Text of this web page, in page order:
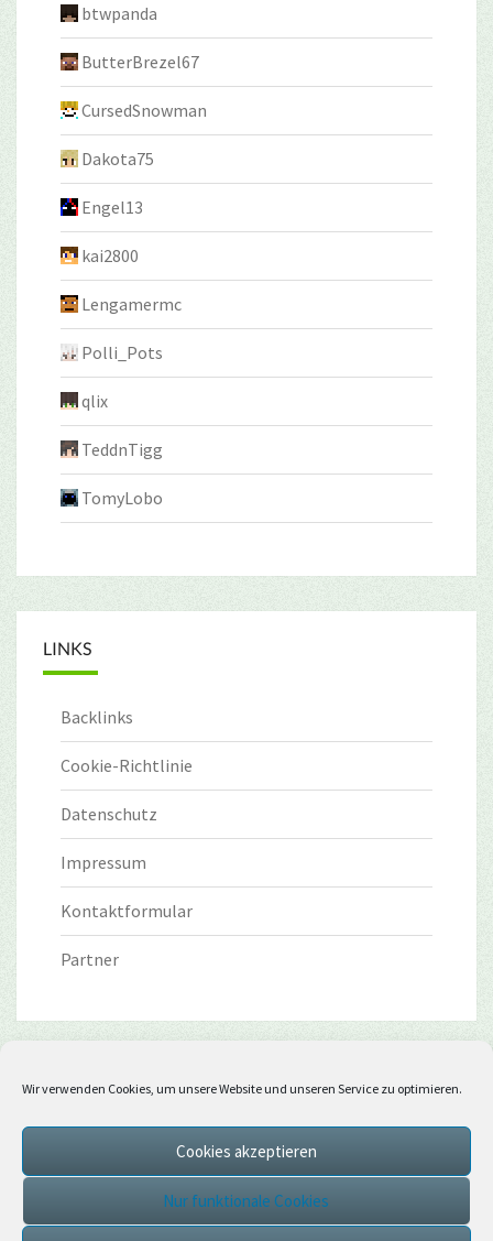
Wir verwenden Cookies, um unsere Website und unseren Service zu optimieren.
Cookies akzeptieren
Nur funktionale Cookies
btwpanda
ButterBrezel67
CursedSnowman
Dakota75
Engel13
kai2800
Lengamermc
Polli_Pots
qlix
TeddnTigg
TomyLobo
LINKS
Backlinks
Cookie-Richtlinie
Datenschutz
Impressum
Kontaktformular
Partner